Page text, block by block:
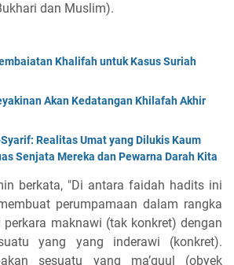
dan Muslim).
Khalifah untuk Kasus Suriah
Akan Kedatangan Khilafah Akhir
Realitas Umat yang Dilukis Kaum
Senjata Mereka dan Pewarna Darah Kita
berkata, "Di antara faidah hadits ini
perumpamaan dalam rangka
perkara maknawi (tak konkret) dengan
yang yang inderawi (konkret).
sesuatu yang ma’quul (obyek